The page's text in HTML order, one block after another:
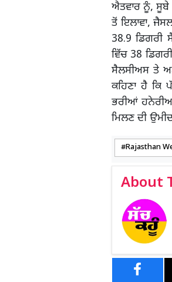
ਐਤਵਾਰ ਨੂੰ, ਸੂਬੇ
ਤੋਂ ਇਲਾਵਾ,
38.9 ਡਿਗਰੀ
ਵਿੱਚ 38
ਸੈਲਸੀਅਸ ਤੇ
ਕਹਿਣਾ ਹੈ ਕਿ
ਭਰੀਆਂ ਹਨੇਰੀਆਂ
ਮਿਲਣ ਦੀ
Rajasthan
About